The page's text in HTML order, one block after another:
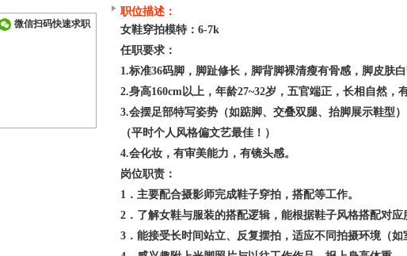
微信扫码快速求职
职位描述：
女鞋穿拍模特：6-7k
任职要求：
1.标准36码脚，脚趾修长，脚背脚裸清瘦有骨感，脚皮肤
2.身高160cm以上，年龄27~32岁，五官端正，长相自然，
3.会摆足部特写姿势（如踮脚、交叠双腿、抬脚展示鞋型
（平时个人风格偏文艺最佳！）
4.会化妆，有审美能力，有镜头感。
岗位职责：
1．主要配合摄影师完成鞋子穿拍，搭配等工作。
2．了解女鞋与服装的搭配逻辑，能根据鞋子风格搭配对
3．能接受长时间站立、反复摆拍，适应不同拍摄环境（